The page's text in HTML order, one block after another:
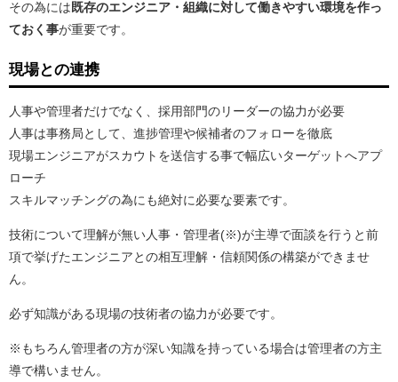
その為には 既存のエンジニア・組織に対して働きやすい環境を作っ
ておく事が重要です。
現場との連携
人事や管理者だけでなく、採用部門のリーダーの協力が必要
人事は事務局として、進捗管理や候補者のフォローを徹底
現場エンジニアがスカウトを送信する事で幅広いターゲットへアプ
ローチ
スキルマッチングの為にも絶対に必要な要素です。
技術について理解が無い人事・管理者(※)が主導で面談を行うと前
項で挙げたエンジニアとの相互理解・信頼関係の構築ができませ
ん。
必ず知識がある現場の技術者の協力が必要です。
※もちろん管理者の方が深い知識を持っている場合は管理者の方主
導で構いません。